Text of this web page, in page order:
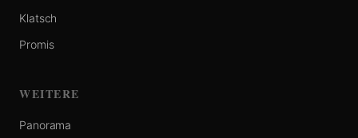
Klatsch
Promis
WEITERE
Panorama